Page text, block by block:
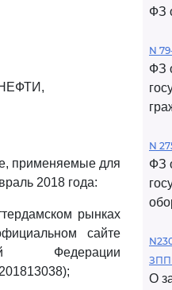
применяемые для
2018 года:
рынках
сайте
Федерации
ФЗ
N
ФЗ
N
ФЗ
О